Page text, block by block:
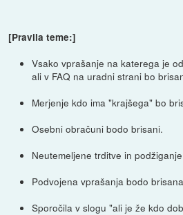
[Pravila teme:]
Vsako vprašanje na katerega je
ali v FAQ na uradni strani bo
Merjenje kdo ima "krajšega" bo
Osebni obračuni bodo brisani.
Neutemeljene trditve in
Podvojena vprašanja bodo
Sporočila v slogu "ali je že kdo